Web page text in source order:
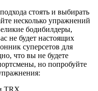
стоять и выбирать
несколько упражнений
бодибилдеры,
не будет настоящих
суперсетов для
что вы не будете
но попробуйте
TRX